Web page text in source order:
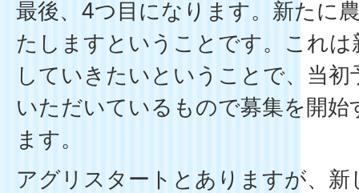
最後、4つ目になります。新たに
たしますということです。これ
していきたいということで、当
いただいているもので募集を開
ます。
アグリスタートとありますが、